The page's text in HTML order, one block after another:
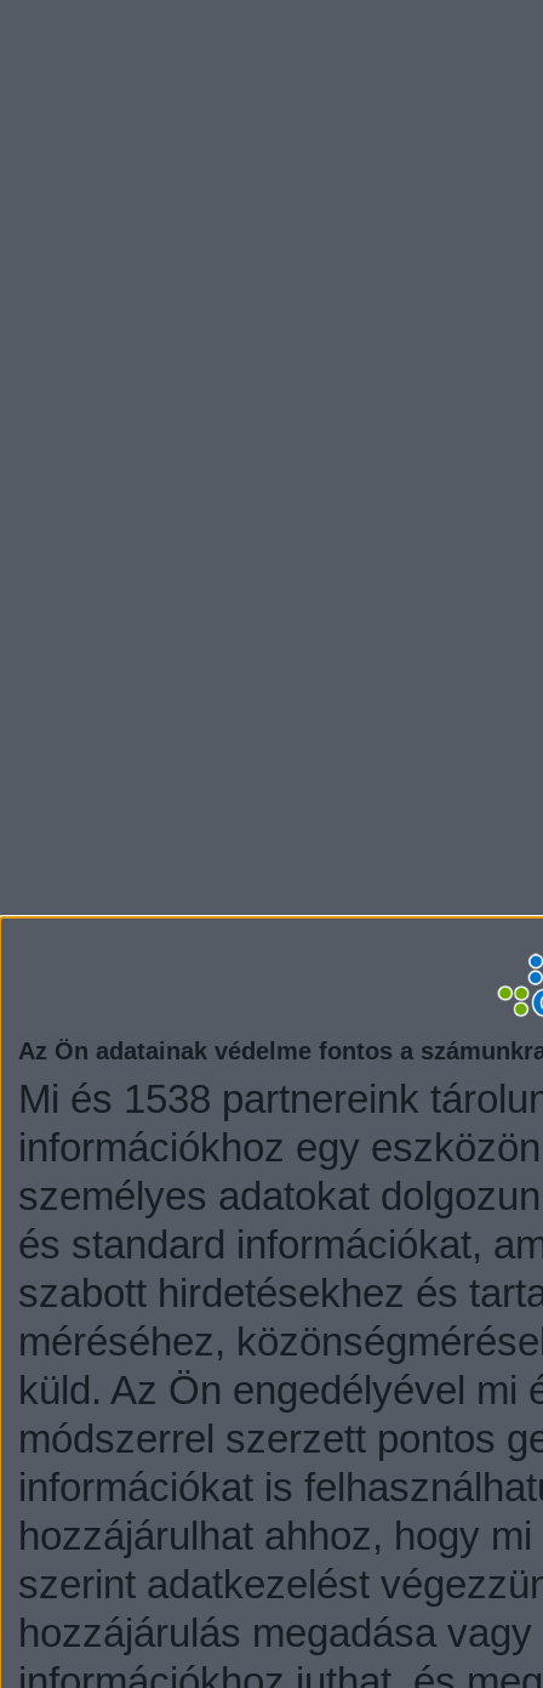
Az Ön adatainak védelme fontos a
Mi és 1538 partnereink
információkhoz egy
személyes adatokat
és standard információkat,
szabott hirdetésekhez és
méréséhez,
küld. Az Ön engedélyével mi
módszerrel szerzett pontos
információkat is
hozzájárulhat ahhoz, hogy
szerint adatkezelést
hozzájárulás megadása